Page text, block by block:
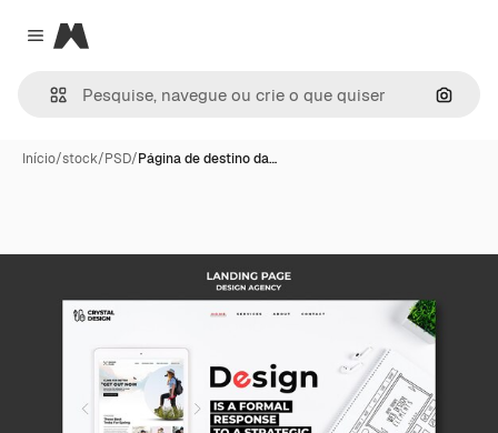
Close menu
Magnific
Início/stock/PSD/Página de destino da…